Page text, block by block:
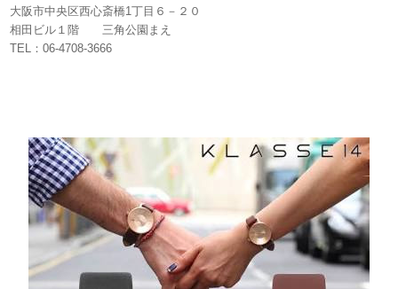
大阪市中央区西心斎橋1丁目６－２０
相田ビル１階 三角公園まえ
TEL：06-4708-3666